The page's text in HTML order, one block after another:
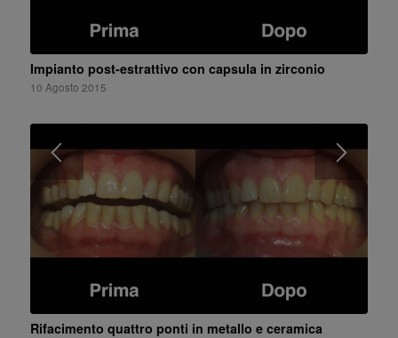
Impianto post-estrattivo con capsula in zirconio
10 Agosto 2015
Rifacimento quattro ponti in metallo e ceramica